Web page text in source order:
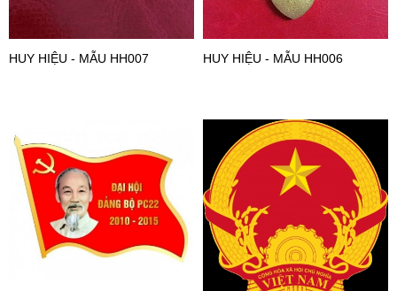
HUY HIỆU - MẪU HH007 HUY HIỆU - MẪU HH006